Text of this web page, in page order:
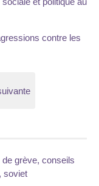
contre les
grève, conseils
soviet